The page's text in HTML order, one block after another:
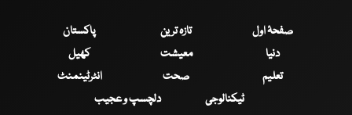
صفحۂ اول تازہ ترین
پاکستان
دنیا
معیشت
کھیل
تعلیم
صحت
انٹرٹینمنٹ
ٹیکنالوجی
دلچسپ و عجیب